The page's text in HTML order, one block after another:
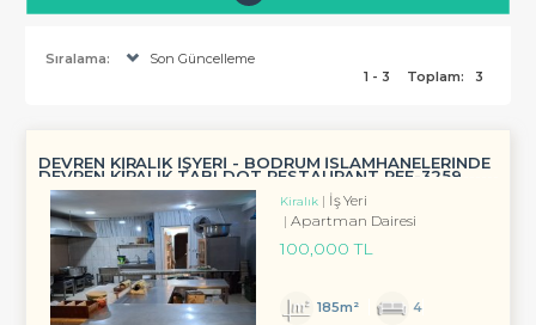
Sıralama:
Son Güncelleme
1 - 3
Toplam: 3
DEVREN KİRALIK İŞYERİ - BODRUM İSLAMHANELERİNDE
DEVREN KİRALIK TABLDOT RESTAURANT REF-3259
Kiralık
İş Yeri
Apartman Dairesi
100,000 TL
185m² 4